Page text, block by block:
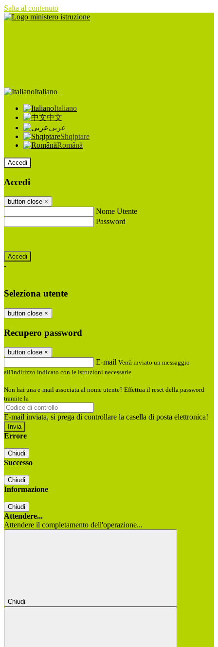
Salta al contenuto
Italiano
Italiano
中文
عربى
Shqiptare
Română
Accedi
Accedi
button close ×
Nome Utente
Password
-
Seleziona utente
button close ×
Recupero password
button close ×
E-mail Verrà inviato un messaggio
all'indirizzo indicato con le istruzioni necessarie.
Non hai una e-mail associata al nome utente? Effettua il reset della password
tramite la
E-mail inviata, si prega di controllare la casella di posta elettronica!
Errore
Chiudi
Successo
Chiudi
Informazione
Chiudi
Attendere...
Attendere il completamento dell'operazione...
Chiudi